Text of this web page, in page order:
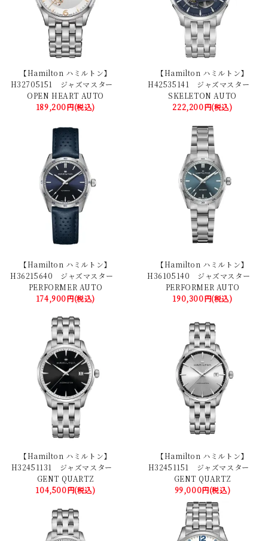
【Hamilton ハミルトン】
H32705151 ジャズマスター
OPEN HEART AUTO
189,200円(税込)
【Hamilton ハミルトン】
H42535141 ジャズマスター
SKELETON AUTO
222,200円(税込)
【Hamilton ハミルトン】
H36215640 ジャズマスター
PERFORMER AUTO
174,900円(税込)
【Hamilton ハミルトン】
H36105140 ジャズマスター
PERFORMER AUTO
190,300円(税込)
【Hamilton ハミルトン】
H32451131 ジャズマスター
GENT QUARTZ
104,500円(税込)
【Hamilton ハミルトン】
H32451151 ジャズマスター
GENT QUARTZ
99,000円(税込)